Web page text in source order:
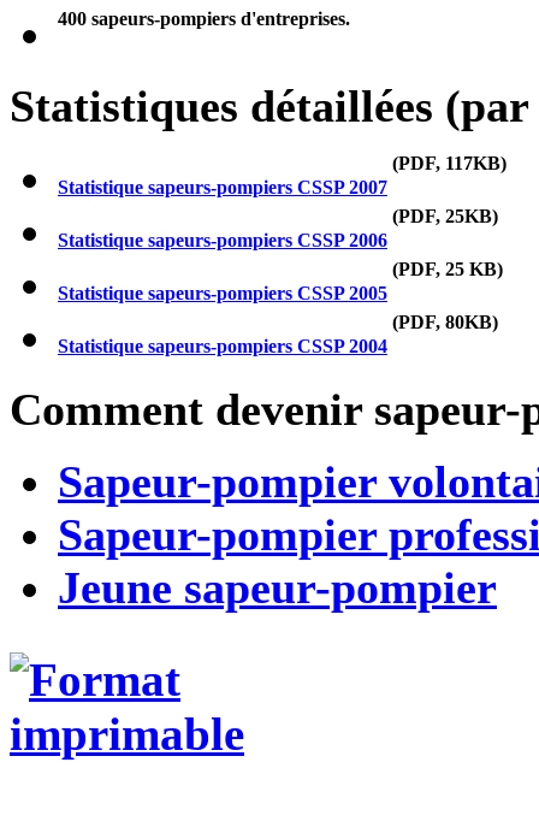
400 sapeurs-pompiers d'entreprises.
Statistiques détaillées
Statistique sapeurs-pompiers CSSP 2007 (PDF, 117KB)
Statistique sapeurs-pompiers CSSP 2006 (PDF, 25KB)
Statistique sapeurs-pompiers CSSP 2005 (PDF, 25 KB)
Statistique sapeurs-pompiers CSSP 2004 (PDF, 80KB)
Comment devenir sapeur-
Sapeur-pompier
Sapeur-pompier
Jeune sapeur-pompier